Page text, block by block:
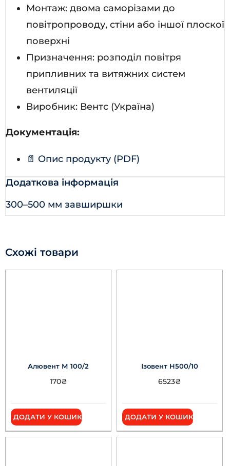
Монтаж: двома саморізами до
повітропроводу, стіни або іншої плоскої
поверхні
Призначення: розподіл повітря
припливних та витяжних систем
вентиляції
Виробник: Вентс (Україна)
Документація:
📄 Опис продукту (PDF)
Додаткова інформація
300–500 мм завширшки
Схожі товари
Алювент М 100/2
170₴
ДОДАТИ У КОШИК
Ізовент Н500/10
6523₴
ДОДАТИ У КОШИК